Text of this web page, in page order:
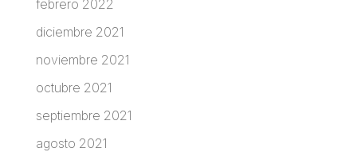
febrero 2022
diciembre 2021
noviembre 2021
octubre 2021
septiembre 2021
agosto 2021